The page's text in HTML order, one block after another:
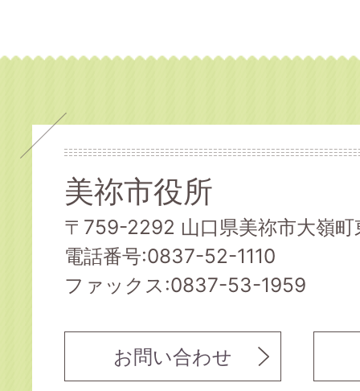
美祢市役所
〒759-2292 山口県美祢市大嶺
電話番号:0837-52-1110
ファックス:0837-53-1959
お問い合わせ